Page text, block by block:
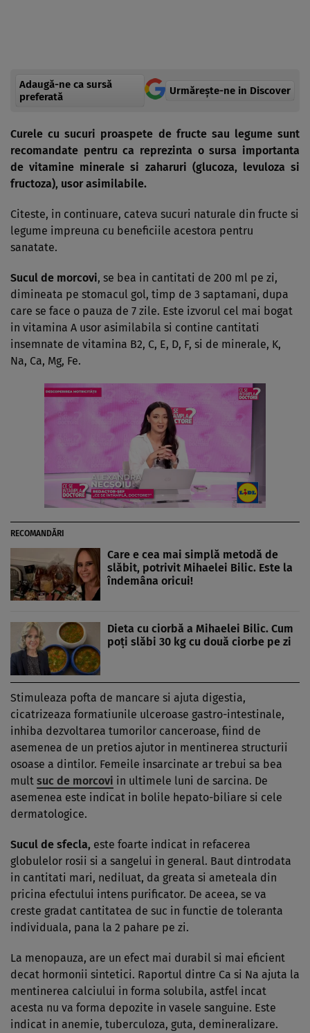
Adaugă-ne ca sursă
preferată
Urmărește-ne in Discover
Curele cu sucuri proaspete de fructe sau legume sunt
recomandate pentru ca reprezinta o sursa importanta
de vitamine minerale si zaharuri (glucoza, levuloza si
fructoza), usor asimilabile.
Citeste, in continuare, cateva sucuri naturale din fructe si
legume impreuna cu beneficiile acestora pentru
sanatate.
Sucul de morcovi, se bea in cantitati de 200 ml pe zi,
dimineata pe stomacul gol, timp de 3 saptamani, dupa
care se face o pauza de 7 zile. Este izvorul cel mai bogat
in vitamina A usor asimilabila si contine cantitati
insemnate de vitamina B2, C, E, D, F, si de minerale, K,
Na, Ca, Mg, Fe.
RECOMANDĂRI
Care e cea mai simplă metodă de
slăbit, potrivit Mihaelei Bilic. Este la
îndemâna oricui!
Dieta cu ciorbă a Mihaelei Bilic. Cum
poți slăbi 30 kg cu două ciorbe pe zi
Stimuleaza pofta de mancare si ajuta digestia,
cicatrizeaza formatiunile ulceroase gastro-intestinale,
inhiba dezvoltarea tumorilor canceroase, fiind de
asemenea de un pretios ajutor in mentinerea structurii
osoase a dintilor. Femeile insarcinate ar trebui sa bea
mult suc de morcovi in ultimele luni de sarcina. De
asemenea este indicat in bolile hepato-biliare si cele
dermatologice.
Sucul de sfecla, este foarte indicat in refacerea
globulelor rosii si a sangelui in general. Baut dintrodata
in cantitati mari, nediluat, da greata si ameteala din
pricina efectului intens purificator. De aceea, se va
creste gradat cantitatea de suc in functie de toleranta
individuala, pana la 2 pahare pe zi.
La menopauza, are un efect mai durabil si mai eficient
decat hormonii sintetici. Raportul dintre Ca si Na ajuta la
mentinerea calciului in forma solubila, astfel incat
acesta nu va forma depozite in vasele sanguine. Este
indicat in anemie, tuberculoza, guta, demineralizare.